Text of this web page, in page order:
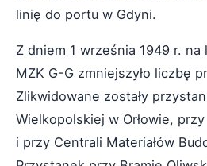
linię do portu w Gdyni.
Z dniem 1 września 1949 r. na
MZK G-G zmniejszyło liczbę
Zlikwidowane zostały
Wielkopolskiej w Orłowie,
i przy Centrali Materiałów